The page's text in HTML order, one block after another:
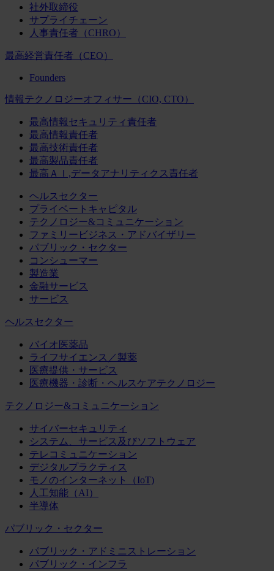
社外取締役
サプライチェーン
人事責任者（CHRO）
最高経営責任者（CEO）
Founders
情報テクノロジーオフィサー（CIO, CTO）
最高情報セキュリティ責任者
最高情報責任者
最高技術責任者
最高製品責任者
最高ＡＩ,データアナリティクス責任者
ヘルスセクター
プライベートキャピタル
テクノロジー&コミュニケーション
ファミリービジネス・アドバイザリー
パブリック・セクター
コンシューマー
製造業
金融サービス
サービス
ヘルスセクター
バイオ医薬品
ライフサイエンス／製薬
医療提供・サービス
医療機器・診断・ヘルスケアテクノロジー
テクノロジー&コミュニケーション
サイバーセキュリティ
システム、サービス及びソフトウェア
テレコミュニケーション
デジタルプラクティス
モノのインターネット（IoT)
人工知能（AI）
半導体
パブリック・セクター
パブリック・アドミニストレーション
パブリック・インフラ